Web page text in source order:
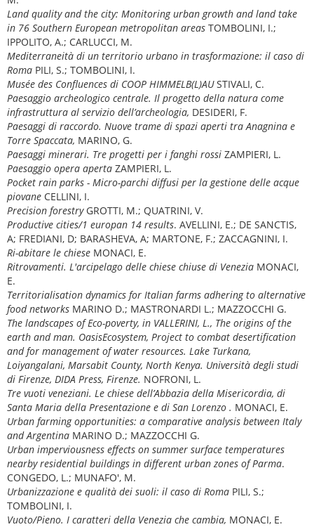
Land quality and the city: Monitoring urban growth and land take
in 76 Southern European metropolitan areas TOMBOLINI, I.;
IPPOLITO, A.; CARLUCCI, M.
Mediterraneità di un territorio urbano in trasformazione: il caso di
Roma PILI, S.; TOMBOLINI, I.
Musée des Confluences di COOP HIMMELB(L)AUSTIVALI, C.
Paesaggio archeologico centrale. Il progetto della natura come
infrastruttura al servizio dell’archeologia, DESIDERI, F.
Paesaggi di raccordo. Nuove trame di spazi aperti tra Anagnina e
Torre Spaccata, MARINO, G.
Paesaggi minerari. Tre progetti per i fanghi rossi ZAMPIERI, L.
Paesaggio opera aperta ZAMPIERI, L.
Pocket rain parks - Micro-parchi diffusi per la gestione delle acque
piovane CELLINI, I.
Precision forestryGROTTI, M.; QUATRINI, V.
Productive cities/1 europan 14 results. AVELLINI, E.; DE SANCTIS,
A; FREDIANI, D; BARASHEVA, A; MARTONE, F.; ZACCAGNINI, I.
Ri-abitare le chiese MONACI, E.
Ritrovamenti. L'arcipelago delle chiese chiuse di Venezia MONACI,
E.
Territorialisation dynamics for Italian farms adhering to alternative
food networks MARINO D.; MASTRONARDI L.; MAZZOCCHI G.
The landscapes of Eco-poverty, in VALLERINI, L., The origins of the
earth and man. OasisEcosystem, Project to combat desertification
and for management of water resources. Lake Turkana,
Loiyangalani, Marsabit County, North Kenya. Università degli studi
di Firenze, DIDA Press, Firenze. NOFRONI, L.
Tre vuoti veneziani. Le chiese dell’Abbazia della Misericordia, di
Santa Maria della Presentazione e di San Lorenzo . MONACI, E.
Urban farming opportunities: a comparative analysis between Italy
and Argentina MARINO D.; MAZZOCCHI G.
Urban imperviousness effects on summer surface temperatures
nearby residential buildings in different urban zones of Parma.
CONGEDO, L.; MUNAFO', M.
Urbanizzazione e qualità dei suoli: il caso di Roma PILI, S.;
TOMBOLINI, I.
Vuoto/Pieno. I caratteri della Venezia che cambia, MONACI, E.